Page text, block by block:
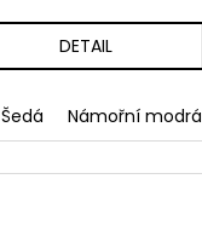
DETAIL
Šedá Námořní modrá